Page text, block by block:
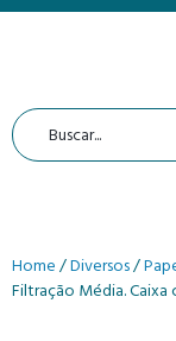
Home/Diversos/
Filtração Média. Caixa